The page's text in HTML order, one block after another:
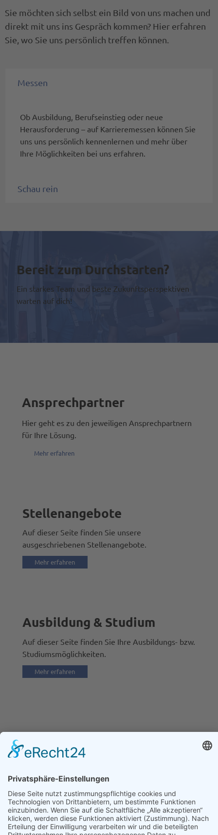
STELLENANGEBOTE
Messen
Ob Ausbildung, Berufseinstieg oder neue
Herausforderung – auf Karrieremessen können Sie
uns uns persönlich kennenlernen und mehr über
Ihre Möglichkeiten bei uns erfahren.
Schau rein
Sie möchten sich selbst ein Bild von uns machen und
direkt mit uns ins Gespräch kommen? Hier erfahren
Sie, wo Sie uns persönlich treffen können.
Bereit zum Durchstarten?
Ein starkes Team und beste Zukunftsperspektiven
warten auf dich!
Ansprechpartner
Hier geht es zu den jeweiligen Ansprechpartnern
für Ihre Lösung.
Mehr erfahren
Stellenangebote
Auf dieser Seite finden Sie unsere
ausgeschriebenen Stellenangebote.
Mehr erfahren
Ausbildung & Studium
Auf dieser Seite finden Sie Ihre Ausbildungs- bzw.
Studiumsmöglichkeiten.
Mehr erfahren
Wärmetechnik Wilkau-Haßlau GmbH & Co. KG
KONTAKT